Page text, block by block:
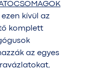
kívül az
komplett
az egyes